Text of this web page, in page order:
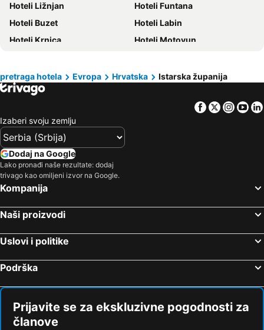
Hoteli Lefkada
Hoteli Ostrvo Zakintos
Hoteli Hrvatska Istra
Hoteli Antalijska provincija
Hoteli Egipat
Hoteli Tunis
Hoteli Tesalija
Hoteli Sicilija
Hoteli Ližnjan
Hoteli Funtana
Hoteli Buzet
Hoteli Labin
Hoteli Krnica
Hoteli Motovun
Hoteli Pazin
Hoteli Marčana
Hoteli Vodnjan
Hoteli Loborika
Hoteli Pavićini
Hoteli Kanfanar
Hoteli Oprtalj
Hoteli Barban
Hoteli Žminj
Hoteli Gračišće
Hoteli Karigador
Hoteli Livade
pretraga hotela Evropa Hrvatska Istarska županija
Facebook
Twitter
Izaberi svoju zemlju
Dodaj na Google
Lako pronađi naše rezultate: dodaj
trivago kao omiljeni izvor na Google.
Kompanija
Naši proizvodi
Uslovi i politike
Podrška
Prijavite se za ekskluzivne pogodnosti za
članove